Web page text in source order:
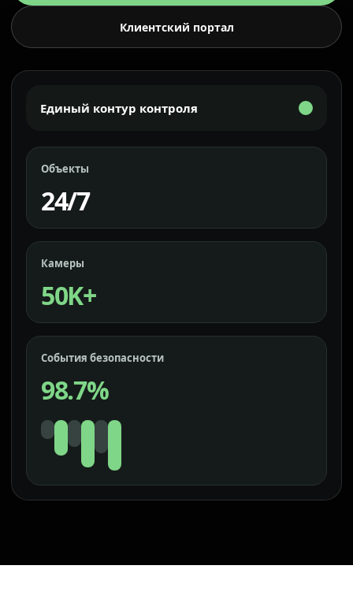
Клиентский портал
Единый контур контроля
Объекты
24/7
Камеры
50K+
События безопасности
98.7%